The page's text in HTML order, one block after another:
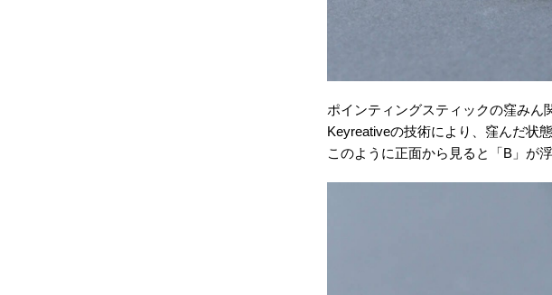
ポインティングスティックの窪みん
Keyreativeの技術により、窪んだ状
このように正面から見ると「B」が